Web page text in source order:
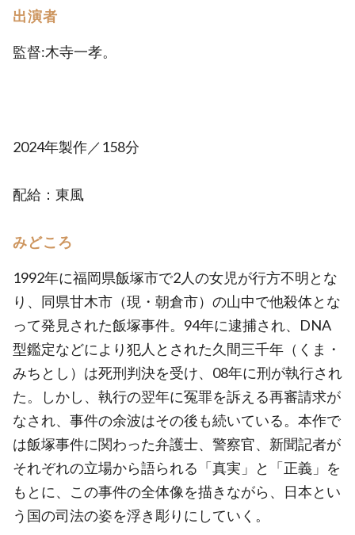
出演者
監督:木寺一孝。
2024年製作／158分
配給：東風
みどころ
1992年に福岡県飯塚市で2人の女児が行方不明とな
り、同県甘木市（現・朝倉市）の山中で他殺体とな
って発見された飯塚事件。94年に逮捕され、DNA
型鑑定などにより犯人とされた久間三千年（くま・
みちとし）は死刑判決を受け、08年に刑が執行され
た。しかし、執行の翌年に冤罪を訴える再審請求が
なされ、事件の余波はその後も続いている。本作で
は飯塚事件に関わった弁護士、警察官、新聞記者が
それぞれの立場から語られる「真実」と「正義」を
もとに、この事件の全体像を描きながら、日本とい
う国の司法の姿を浮き彫りにしていく。